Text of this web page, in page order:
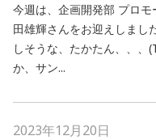
今週は、企画開発部 プロモ
田雄輝さんをお迎えしまし
しそうな、たかたん、、、
か、サン...
2023年12月20日